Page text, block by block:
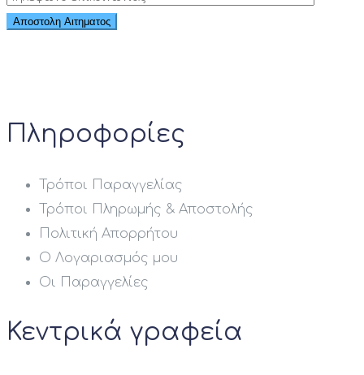
Πληροφορίες
Τρόποι Παραγγελίας
Τρόποι Πληρωμής & Αποστολής
Πολιτική Απορρήτου
Ο Λογαριασμός μου
Οι Παραγγελίες
Κεντρικά γραφεία